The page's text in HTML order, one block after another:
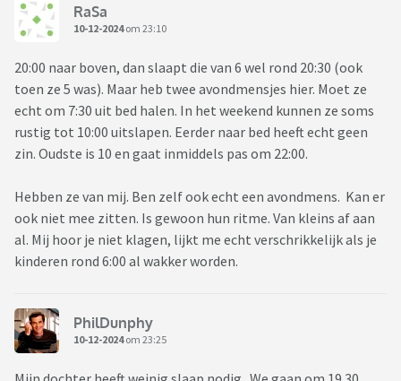
RaSa
10-12-2024om 23:10
20:00 naar boven, dan slaapt die van 6 wel rond 20:30 (ook
toen ze 5 was). Maar heb twee avondmensjes hier. Moet ze
echt om 7:30 uit bed halen. In het weekend kunnen ze soms
rustig tot 10:00 uitslapen. Eerder naar bed heeft echt geen
zin. Oudste is 10 en gaat inmiddels pas om 22:00.
Hebben ze van mij. Ben zelf ook echt een avondmens. Kan er
ook niet mee zitten. Is gewoon hun ritme. Van kleins af aan
al. Mij hoor je niet klagen, lijkt me echt verschrikkelijk als je
kinderen rond 6:00 al wakker worden.
PhilDunphy
10-12-2024om 23:25